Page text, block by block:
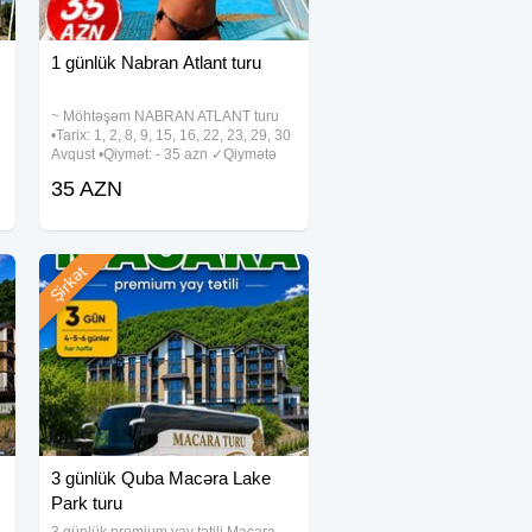
1 günlük Nabran Atlant turu
~ Möhtəşəm NABRAN ATLANT turu
•Tarix: 1, 2, 8, 9, 15, 16, 22, 23, 29, 30
Avqust •Qiymət: - 35 azn ✓Qiymətə
istirahət mərkəzinə giriş •
35 AZN
3 günlük Quba Macəra Lake
Park turu
Şirkət